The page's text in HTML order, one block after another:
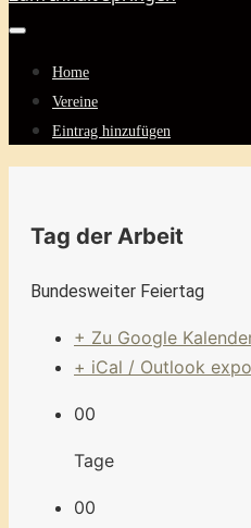
Home
Vereine
Eintrag hinzufügen
Tag der Arbeit
Bundesweiter Feiertag
+ Zu Google
+ iCal / Outlook
00
Tage
00